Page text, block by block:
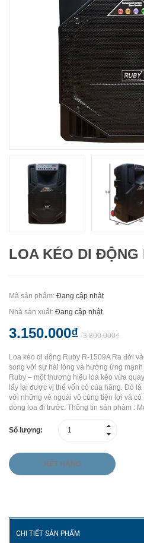
LOA KÉO DI ĐỘNG
Mã sản phẩm: Đang cập nhật
Nhà sản xuất: Đang cập nhật
3.150.000₫ 3.800.000₫
Loa kéo di động Ruby R-1509A Ra đời
song với sự hài lòng và hưởng ứng
Ruby – một thương hiệu loa kéo vừa
lấy lại được vị thế vốn có của hãng. Đó
với những vẻ ngoài vô cùng tiện lợi và
dòng loa đi trước. Thông tin sản phảm :
Số lượng:
HẾT HÀNG
CHI TIẾT SẢN PHẨM